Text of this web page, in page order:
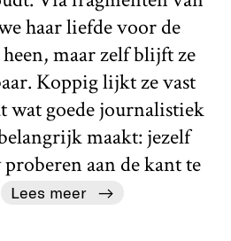
haar liefde voor de
maar zelf blijft ze
Koppig lijkt ze vast
wat goede journalistiek
maakt: jezelf
aan de kant te
Lees meer